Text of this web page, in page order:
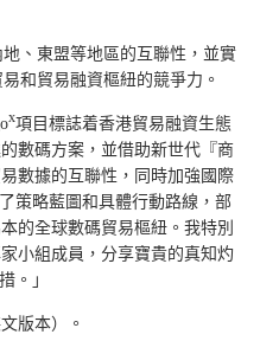
、東盟等地區的互聯性，並實
和貿易融資樞紐的競爭力。
x項目標誌着香港貿易融資生態
數碼方案，並借助新世代『商
數據的互聯性，同時加強國際
策略藍圖和具體行動路線，部
的全球數碼貿易樞紐。我特別
小組成員，分享寶貴的真知灼
。」
版本）。